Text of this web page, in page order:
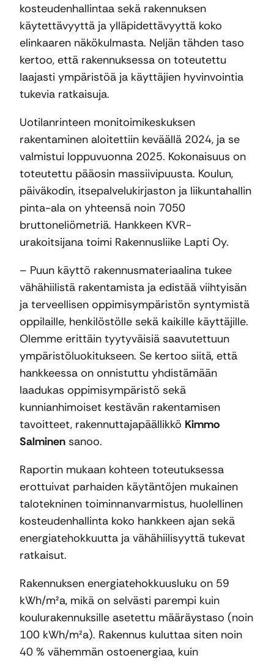
kosteudenhallintaa sekä rakennuksen
käytettävyyttä ja ylläpidettävyyttä koko
elinkaaren näkökulmasta. Neljän tähden taso
kertoo, että rakennuksessa on toteutettu
laajasti ympäristöä ja käyttäjien hyvinvointia
tukevia ratkaisuja.
Uotilanrinteen monitoimikeskuksen
rakentaminen aloitettiin keväällä 2024, ja se
valmistui loppuvuonna 2025. Kokonaisuus on
toteutettu pääosin massiivipuusta. Koulun,
päiväkodin, itsepalvelukirjaston ja liikuntahallin
pinta-ala on yhteensä noin 7050
bruttoneliömetriä. Hankkeen KVR-
urakoitsijana toimi Rakennusliike Lapti Oy.
– Puun käyttö rakennusmateriaalina tukee
vähähiilistä rakentamista ja edistää viihtyisän
ja terveellisen oppimisympäristön syntymistä
oppilaille, henkilöstölle sekä kaikille käyttäjille.
Olemme erittäin tyytyväisiä saavutettuun
ympäristöluokitukseen. Se kertoo siitä, että
hankkeessa on onnistuttu yhdistämään
laadukas oppimisympäristö sekä
kunnianhimoiset kestävän rakentamisen
tavoitteet, rakennuttajapäällikkö Kimmo
Salminen sanoo.
Raportin mukaan kohteen toteutuksessa
erottuivat parhaiden käytäntöjen mukainen
talotekninen toiminnanvarmistus, huolellinen
kosteudenhallinta koko hankkeen ajan sekä
energiatehokkuutta ja vähähiilisyyttä tukevat
ratkaisut.
Rakennuksen energiatehokkuusluku on 59
kWh/m²a, mikä on selvästi parempi kuin
koulurakennuksille asetettu määräystaso (noin
100 kWh/m²a). Rakennus kuluttaa siten noin
40 % vähemmän ostoenergiaa, kuin